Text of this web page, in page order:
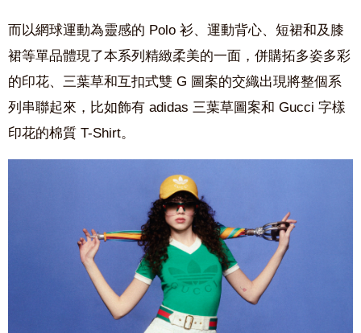
而以網球運動為靈感的 Polo 衫、運動背心、短裙和及膝
裙等單品體現了本系列精緻柔美的一面，併購拓多姿多彩
的印花、三葉草和互扣式雙 G 圖案的交織出現將整個系
列串聯起來，比如飾有 adidas 三葉草圖案和 Gucci 字樣
印花的棉質 T-Shirt。